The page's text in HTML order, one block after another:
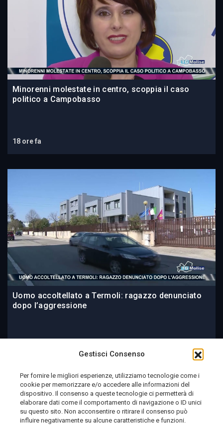
Gestisci Consenso
Per fornire le migliori esperienze, utilizziamo tecnologie come i
cookie per memorizzare e/o accedere alle informazioni del
dispositivo. Il consenso a queste tecnologie ci permetterà di
elaborare dati come il comportamento di navigazione o ID unici
su questo sito. Non acconsentire o ritirare il consenso può
influire negativamente su alcune caratteristiche e funzioni.
Minorenni molestate in centro, scoppia il caso
politico a Campobasso
18 ore fa
Uomo accoltellato a Termoli: ragazzo denunciato
dopo l’aggressione
Telemolise - reg. Tribunale di Campobasso n. 133 del
10/08/1982 - Direttore Responsabile:MANUELA
PETESCIA